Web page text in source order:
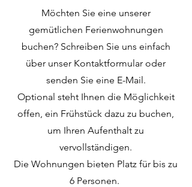
Möchten Sie eine unserer
gemütlichen Ferienwohnungen
buchen? Schreiben Sie uns einfach
über unser Kontaktformular oder
senden Sie eine E-Mail.
Optional steht Ihnen die Möglichkeit
offen, ein Frühstück dazu zu buchen,
um Ihren Aufenthalt zu
vervollständigen.
Die Wohnungen bieten Platz für bis zu
6 Personen.